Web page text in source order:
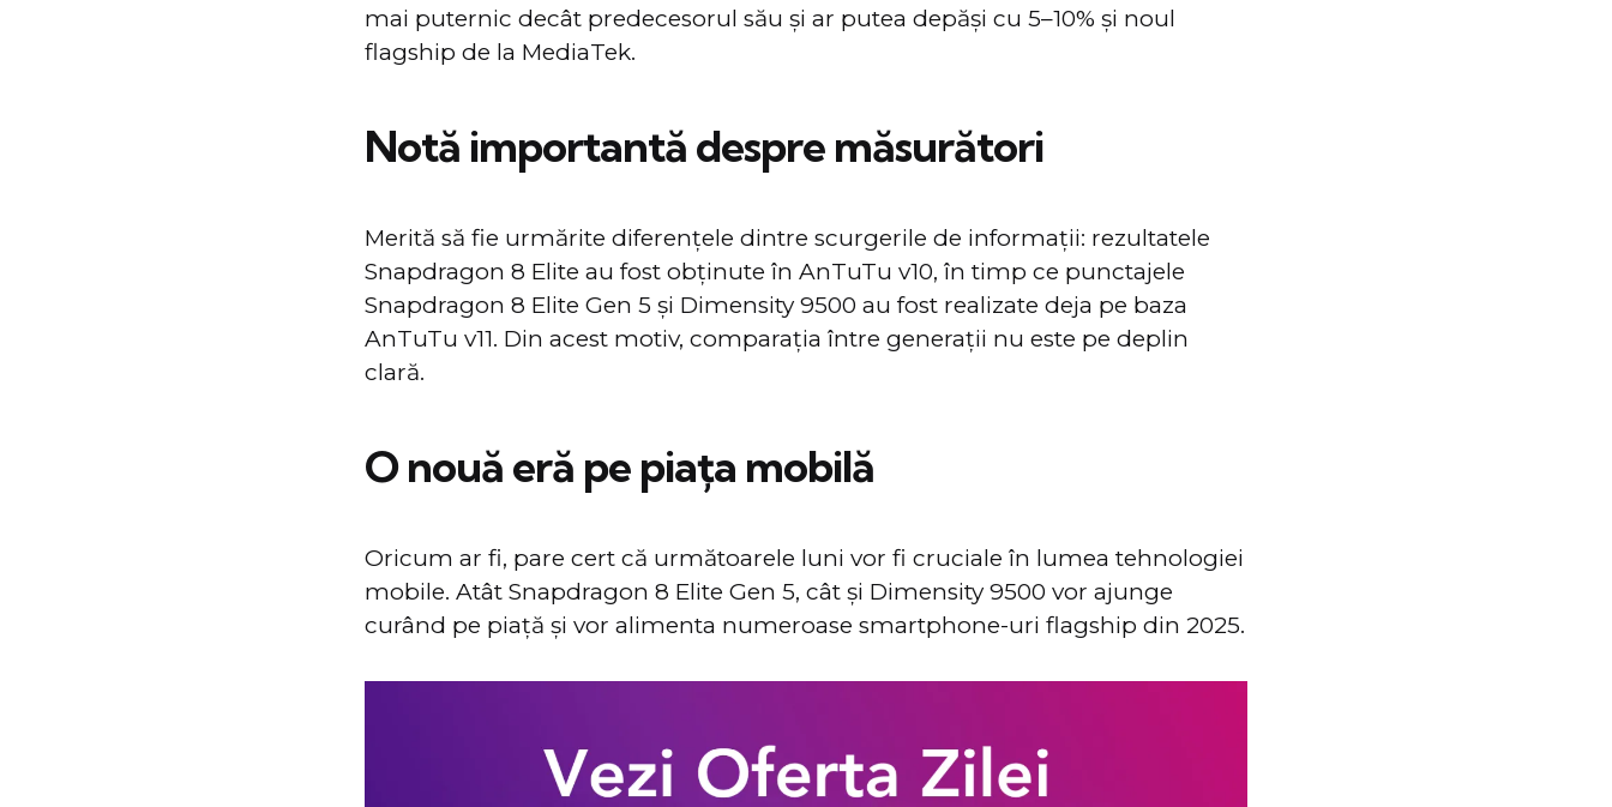
mai puternic decât predecesorul său și ar putea depăși cu 5–10% și noul
flagship de la MediaTek.
Notă importantă despre măsurători
Merită să fie urmărite diferențele dintre scurgerile de informații: rezultatele
Snapdragon 8 Elite au fost obținute în AnTuTu v10, în timp ce punctajele
Snapdragon 8 Elite Gen 5 și Dimensity 9500 au fost realizate deja pe baza
AnTuTu v11. Din acest motiv, comparația între generații nu este pe deplin
clară.
O nouă eră pe piața mobilă
Oricum ar fi, pare cert că următoarele luni vor fi cruciale în lumea tehnologiei
mobile. Atât Snapdragon 8 Elite Gen 5, cât și Dimensity 9500 vor ajunge
curând pe piață și vor alimenta numeroase smartphone-uri flagship din 2025.